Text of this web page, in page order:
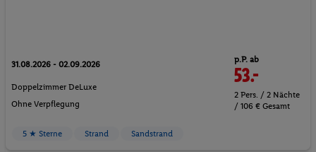
31.08.2026 - 02.09.2026
Doppelzimmer DeLuxe
Ohne Verpflegung
p.P. ab
53.-
2 Pers. / 2 Nächte
/ 106 € Gesamt
5 ★ Sterne Strand Sandstrand